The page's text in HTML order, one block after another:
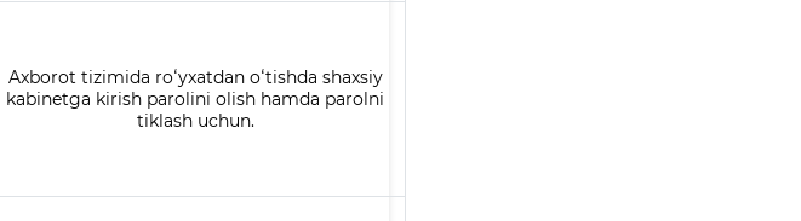
Axborot tizimida roʻyxatdan oʻtishda shaxsiy
kabinetga kirish parolini olish hamda parolni
tiklash uchun.